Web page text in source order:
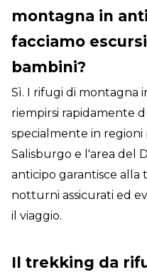
montagna in
facciamo
bambini?
Sì. I rifugi di montagna
riempirsi rapidamente
specialmente in regioni
Salisburgo e l'area del
anticipo garantisce alla
notturni assicurati ed
il viaggio.
Il trekking da